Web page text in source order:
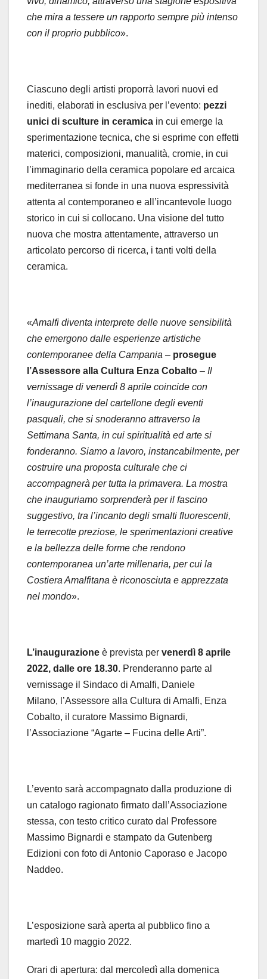
che mira a tessere un rapporto sempre più intenso
con il proprio pubblico».
Ciascuno degli artisti proporrà lavori nuovi ed
inediti, elaborati in esclusiva per l’evento: pezzi
unici di sculture in ceramica in cui emerge la
sperimentazione tecnica, che si esprime con effetti
materici, composizioni, manualità, cromie, in cui
l’immaginario della ceramica popolare ed arcaica
mediterranea si fonde in una nuova espressività
attenta al contemporaneo e all’incantevole luogo
storico in cui si collocano. Una visione del tutto
nuova che mostra attentamente, attraverso un
articolato percorso di ricerca, i tanti volti della
ceramica.
«Amalfi diventa interprete delle nuove sensibilità
che emergono dalle esperienze artistiche
contemporanee della Campania – prosegue
l’Assessore alla Cultura Enza Cobalto – Il
vernissage di venerdì 8 aprile coincide con
l’inaugurazione del cartellone degli eventi
pasquali, che si snoderanno attraverso la
Settimana Santa, in cui spiritualità ed arte si
fonderanno. Siamo a lavoro, instancabilmente, per
costruire una proposta culturale che ci
accompagnerà per tutta la primavera. La mostra
che inauguriamo sorprenderà per il fascino
suggestivo, tra l’incanto degli smalti fluorescenti,
le terrecotte preziose, le sperimentazioni creative
e la bellezza delle forme che rendono
contemporanea un’arte millenaria, per cui la
Costiera Amalfitana è riconosciuta e apprezzata
nel mondo».
L’inaugurazione è prevista per venerdì 8 aprile
2022, dalle ore 18.30. Prenderanno parte al
vernissage il Sindaco di Amalfi, Daniele
Milano, l’Assessore alla Cultura di Amalfi, Enza
Cobalto, il curatore Massimo Bignardi,
l’Associazione “Agarte – Fucina delle Arti”.
L’evento sarà accompagnato dalla produzione di
un catalogo ragionato firmato dall’Associazione
stessa, con testo critico curato dal Professore
Massimo Bignardi e stampato da Gutenberg
Edizioni con foto di Antonio Caporaso e Jacopo
Naddeo.
L’esposizione sarà aperta al pubblico fino a
martedì 10 maggio 2022.
Orari di apertura: dal mercoledì alla domenica